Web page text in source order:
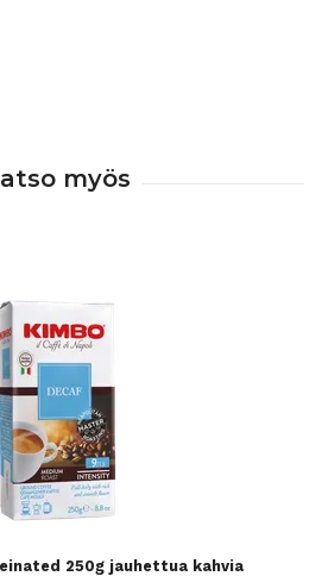
250g jauhettua kahvia